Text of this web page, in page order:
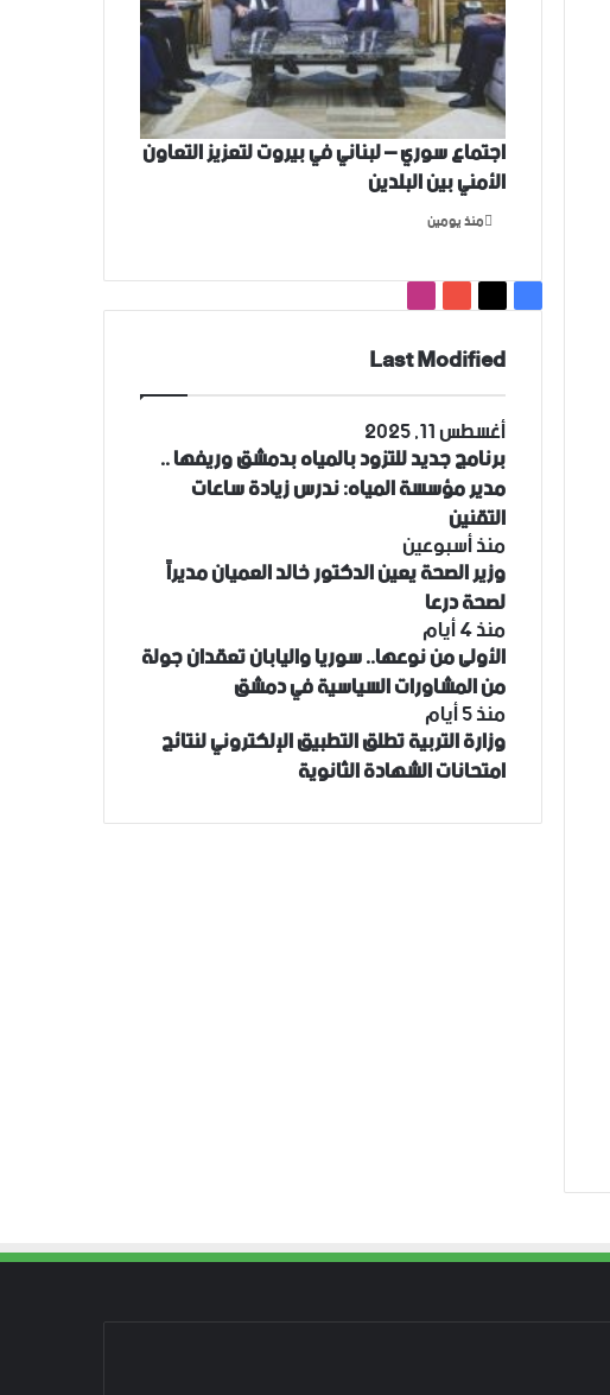
اجتماع سوري – لبناني في بيروت لتعزيز التعاون
‏الأمني ‏بين البلدين
منذ يومين
فيسبوك
‫X
‫YouTube
انستقرام
Last Modified
أغسطس 11, 2025
برنامج جديد للتزود بالمياه بدمشق وريفها ..
مدير مؤسسة المياه: ندرس زيادة ساعات
التقنين
منذ أسبوعين
وزير الصحة يعين الدكتور خالد العميان مديراً
لصحة درعا
منذ 4 أيام
الأولى من نوعها.. سوريا واليابان تعقدان جولة
من المشاورات السياسية في دمشق
منذ 5 أيام
وزارة التربية تطلق التطبيق الإلكتروني لنتائج
امتحانات الشهادة الثانوية